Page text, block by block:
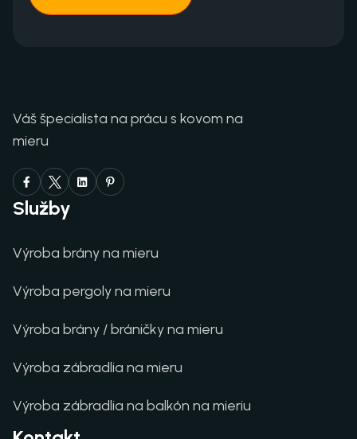
Váš špecialista na prácu s kovom na
mieru
Služby
Výroba brány na mieru
Výroba pergoly na mieru
Výroba brány / bráničky na mieru
Výroba zábradlia na mieru
Výroba zábradlia na balkón na mieriu